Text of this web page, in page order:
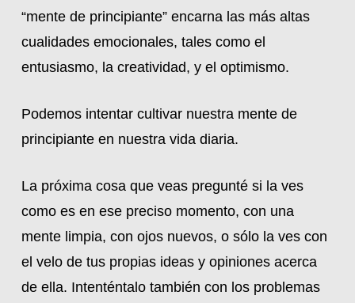
“mente de principiante” encarna las más altas
cualidades emocionales, tales como el
entusiasmo, la creatividad, y el optimismo.
Podemos intentar cultivar nuestra mente de
principiante en nuestra vida diaria.
La próxima cosa que veas pregunté si la ves
como es en ese preciso momento, con una
mente limpia, con ojos nuevos, o sólo la ves con
el velo de tus propias ideas y opiniones acerca
de ella. Intenténtalo también con los problemas